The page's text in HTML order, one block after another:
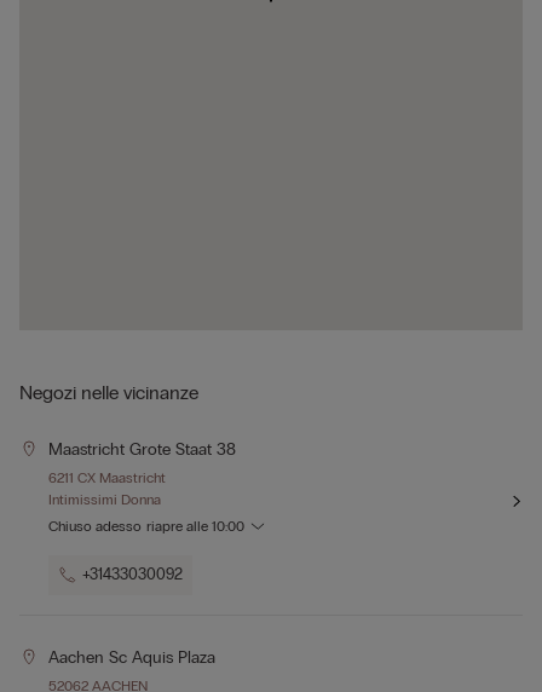
Negozi nelle vicinanze
Maastricht Grote Staat 38
6211 CX Maastricht
Intimissimi Donna
Chiuso adesso riapre alle 10:00
+31433030092
Aachen Sc Aquis Plaza
52062 AACHEN